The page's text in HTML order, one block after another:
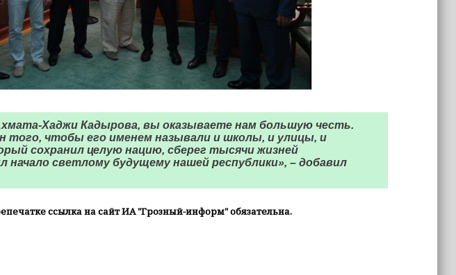
Хаджи Кадырова, вы оказываете нам большую честь.
того, чтобы его именем называли и школы, и улицы, и
сохранил целую нацию, сберег тысячи жизней
начало светлому будущему нашей республики», – добавил
ссылка на сайт ИА "Грозный-информ" обязательна.